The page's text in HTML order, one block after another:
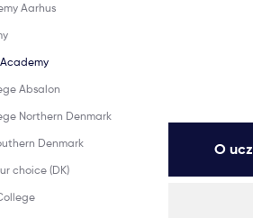
Aarhus
Academy
Absalon
Northern Denmark
Denmark
choice (DK)
O